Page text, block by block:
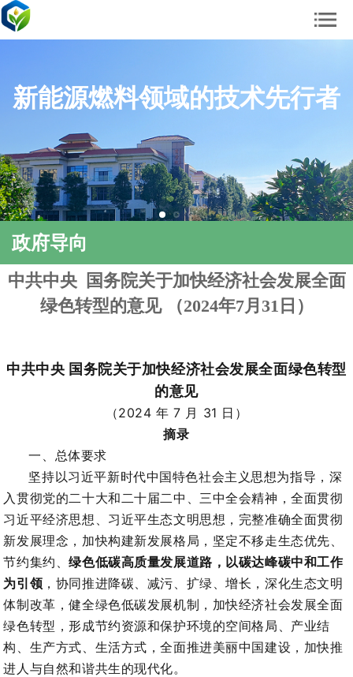
新能源燃料领域的技术先行者
政府导向
中共中央 国务院关于加快经济社会发展全面
绿色转型的意见 （2024年7月31日）
中共中央 国务院关于加快经济社会发展全面绿色转型
的意见
（2024 年 7 月 31 日）
摘录
一、总体要求
坚持以习近平新时代中国特色社会主义思想为指导，深
入贯彻党的二十大和二十届二中、三中全会精神，全面贯彻
习近平经济思想、习近平生态文明思想，完整准确全面贯彻
新发展理念，加快构建新发展格局，坚定不移走生态优先、
节约集约、绿色低碳高质量发展道路，以碳达峰碳中和工作
为引领 ，协同推进降碳、减污、扩绿、增长，深化生态文明
体制改革，健全绿色低碳发展机制，加快经济社会发展全面
绿色转型，形成节约资源和保护环境的空间格局、产业结
构、生产方式、生活方式，全面推进美丽中国建设，加快推
进人与自然和谐共生的现代化。